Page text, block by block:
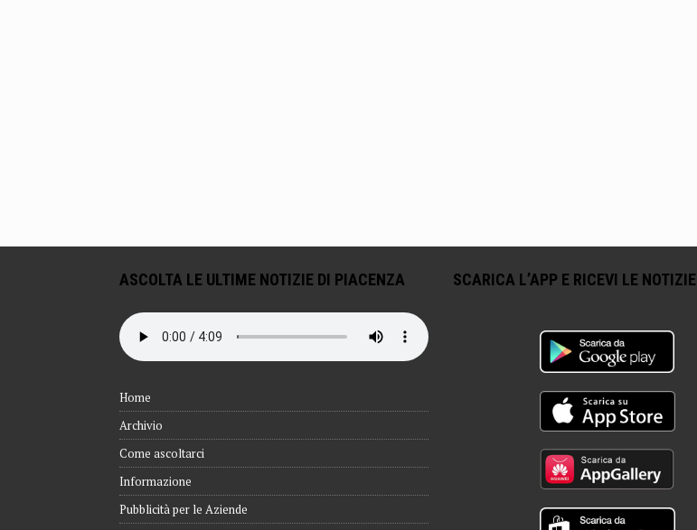
ASCOLTA LE ULTIME NOTIZIE DI PIACENZA
Home
Archivio
Come ascoltarci
Informazione
Pubblicità per le Aziende
SCARICA L’APP E RICEVI LE NOTIZIE